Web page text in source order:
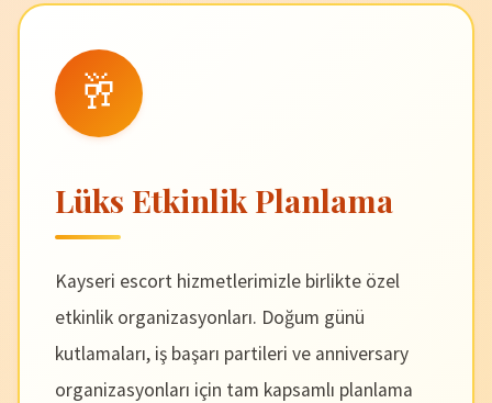
🥂
Lüks Etkinlik Planlama
Kayseri escort hizmetlerimizle birlikte özel
etkinlik organizasyonları. Doğum günü
kutlamaları, iş başarı partileri ve anniversary
organizasyonları için tam kapsamlı planlama